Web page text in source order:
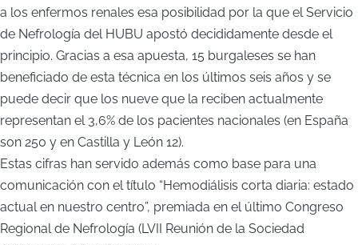
a los enfermos renales esa posibilidad por la que el Servicio
de Nefrología del HUBU apostó decididamente desde el
principio. Gracias a esa apuesta, 15 burgaleses se han
beneficiado de esta técnica en los últimos seis años y se
puede decir que los nueve que la reciben actualmente
representan el 3,6% de los pacientes nacionales (en España
son 250 y en Castilla y León 12).
Estas cifras han servido además como base para una
comunicación con el título “Hemodiálisis corta diaria: estado
actual en nuestro centro”, premiada en el último Congreso
Regional de Nefrología (LVII Reunión de la Sociedad